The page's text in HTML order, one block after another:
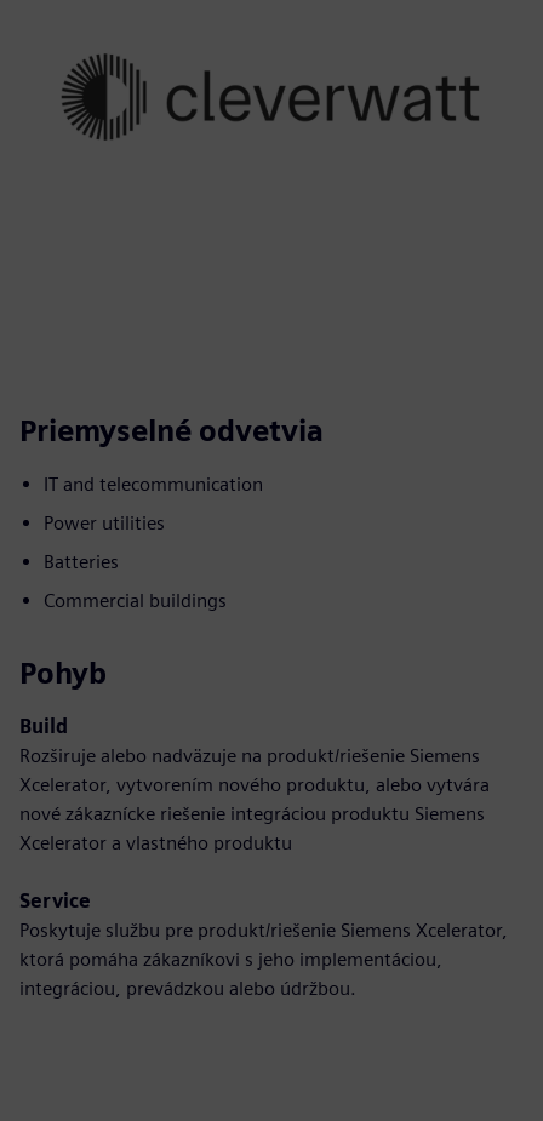
Priemyselné odvetvia
IT and telecommunication
Power utilities
Batteries
Commercial buildings
Pohyb
Build
Rozširuje alebo nadväzuje na produkt/riešenie Siemens
Xcelerator, vytvorením nového produktu, alebo vytvára
nové zákaznícke riešenie integráciou produktu Siemens
Xcelerator a vlastného produktu
Service
Poskytuje službu pre produkt/riešenie Siemens Xcelerator,
ktorá pomáha zákazníkovi s jeho implementáciou,
integráciou, prevádzkou alebo údržbou.